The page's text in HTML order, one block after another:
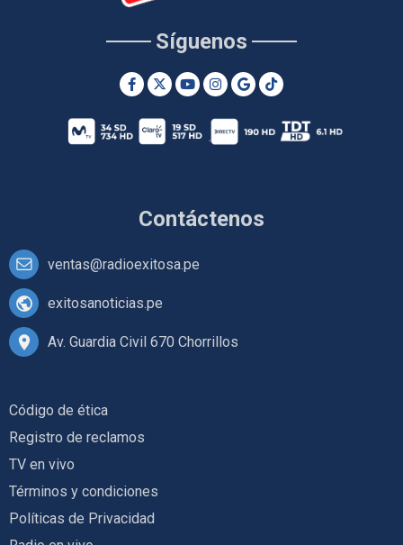
Contáctenos
ventas@radioexitosa.pe
exitosanoticias.pe
Av. Guardia Civil 670 Chorrillos
Síguenos
Código de ética
Registro de reclamos
TV en vivo
Términos y condiciones
Políticas de Privacidad